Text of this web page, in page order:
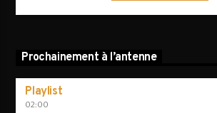
Prochainement à l’antenne
Playlist
02:00